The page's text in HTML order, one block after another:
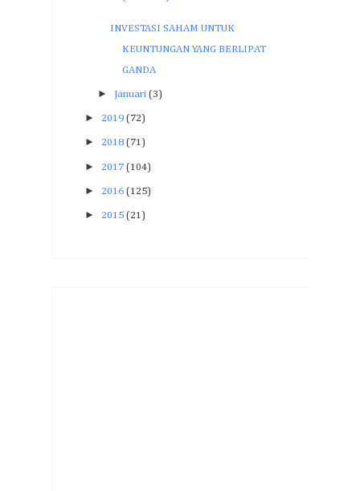
INVESTASI SAHAM UNTUK
KEUNTUNGAN YANG BERLIPAT
GANDA
► Januari (3)
► 2019 (72)
► 2018 (71)
► 2017 (104)
► 2016 (125)
► 2015 (21)